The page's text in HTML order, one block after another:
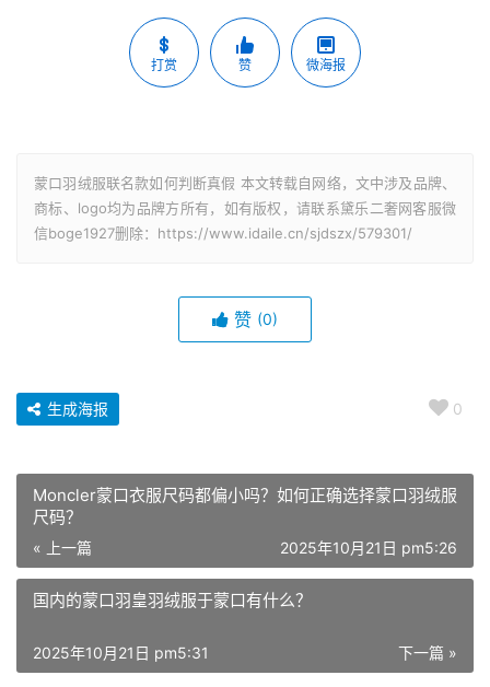
打赏 赞 微海报
蒙口羽绒服联名款如何判断真假 本文转载自网络，文中涉及品牌、
商标、logo均为品牌方所有，如有版权，请联系黛乐二奢网客服微
信boge1927删除：https://www.idaile.cn/sjdszx/579301/
赞 (0)
0
生成海报
Moncler蒙口衣服尺码都偏小吗？如何正确选择蒙口羽绒服
尺码？
« 上一篇 2025年10月21日 pm5:26
国内的蒙口羽皇羽绒服于蒙口有什么？
下一篇 »
2025年10月21日 pm5:31